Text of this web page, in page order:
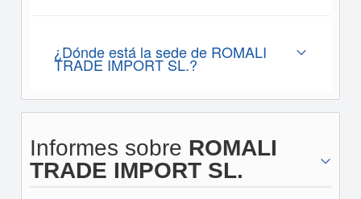
¿Dónde está la sede de ROMALI
TRADE IMPORT SL.?
Informes sobre ROMALI
TRADE IMPORT SL.